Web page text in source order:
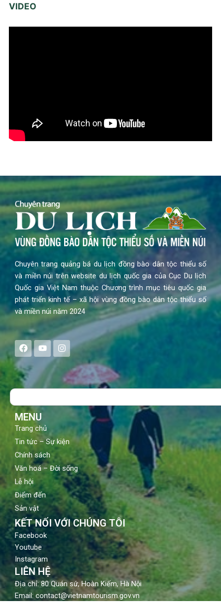
VIDEO
Chuyên trang quảng bá du lịch đồng bào dân tộc thiểu số
và miền núi trên website du lịch quốc gia của Cục Du lịch
Quốc gia Việt Nam thuộc Chương trình mục tiêu quốc gia
phát triển kinh tế – xã hội vùng đồng bào dân tộc thiểu số
và miền núi năm 2024
F
a
c
e
b
o
Y
o
u
t
u
b
I
n
s
a
g
Search
MENU
Trang chủ
Tin tức – Sự kiện
Chính sách
Văn hoá – Đời sống
Lễ hội
Điểm đến
Sản vật
KẾT NỐI VỚI CHÚNG TÔI
Facebook
Youtube
Instagram
LIÊN HỆ
Địa chỉ: 80 Quán sứ, Hoàn Kiếm, Hà Nội
Email: contact@vietnamtourism.gov.vn